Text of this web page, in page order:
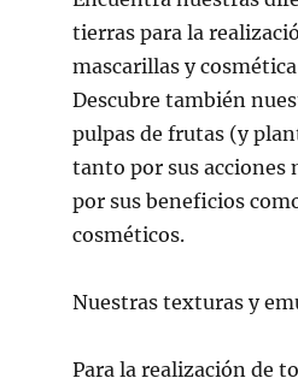
tierras para la
mascarillas y
Descubre también
pulpas de frutas (y
tanto por sus acciones
por sus beneficios
cosméticos.
Nuestras texturas y
Para la realización de